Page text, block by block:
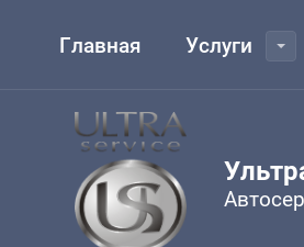
Главная Услуги